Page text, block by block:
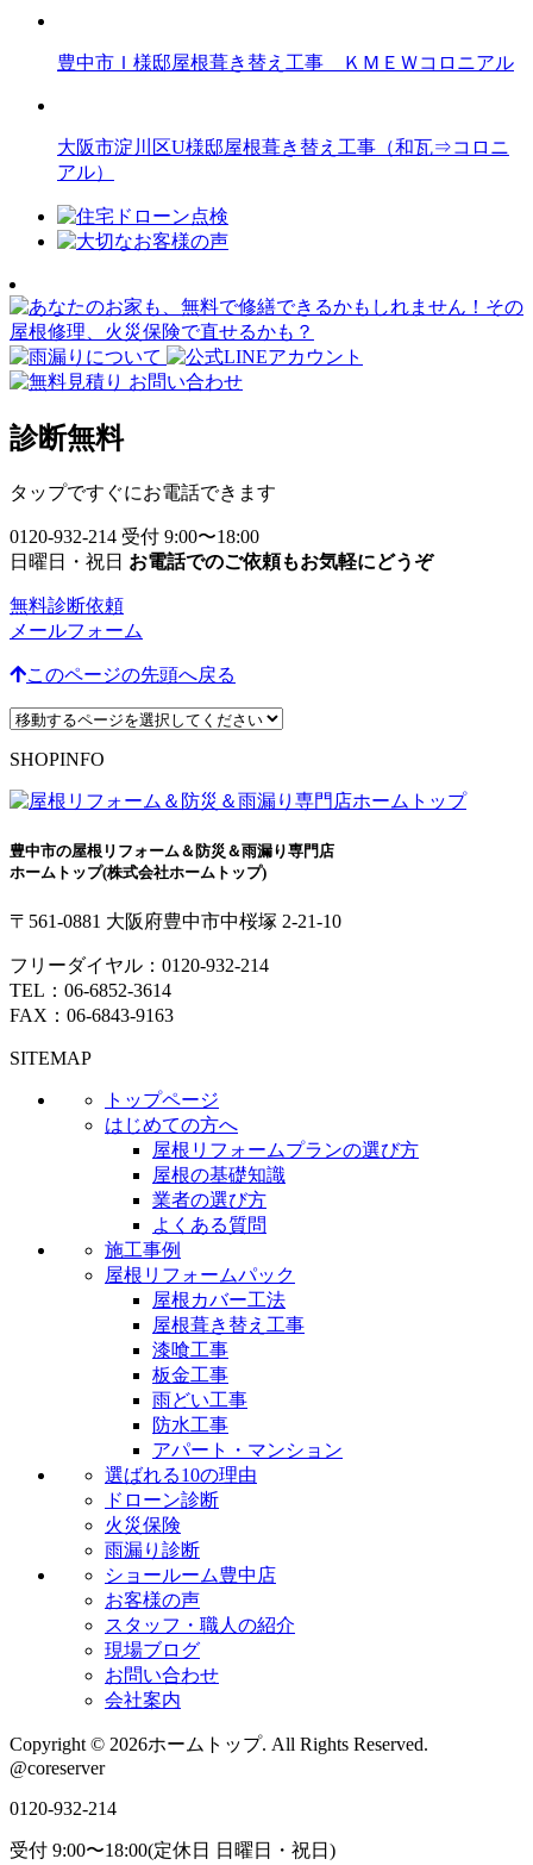
豊中市Ｉ様邸屋根葺き替え工事 ＫＭＥＷコロニアル
大阪市淀川区U様邸屋根葺き替え工事（和瓦⇒コロニ
アル）
診断無料
タップですぐにお電話できます
0120-932-214 受付 9:00〜18:00
日曜日・祝日 お電話でのご依頼もお気軽にどうぞ
無料診断依頼
メールフォーム
このページの先頭へ戻る
SHOPINFO
豊中市の屋根リフォーム＆防災＆雨漏り専門店
ホームトップ(株式会社ホームトップ)
〒561-0881 大阪府豊中市中桜塚 2-21-10
フリーダイヤル： 0120-932-214
TEL： 06-6852-3614
FAX：06-6843-9163
SITEMAP
トップページ
はじめての方へ
屋根リフォームプランの選び方
屋根の基礎知識
業者の選び方
よくある質問
施工事例
屋根リフォームパック
屋根カバー工法
屋根葺き替え工事
漆喰工事
板金工事
雨どい工事
防水工事
アパート・マンション
選ばれる10の理由
ドローン診断
火災保険
雨漏り診断
ショールーム豊中店
お客様の声
スタッフ・職人の紹介
現場ブログ
お問い合わせ
会社案内
Copyright © 2026ホームトップ. All Rights Reserved.
@coreserver
0120-932-214
受付 9:00〜18:00(定休日 日曜日・祝日)